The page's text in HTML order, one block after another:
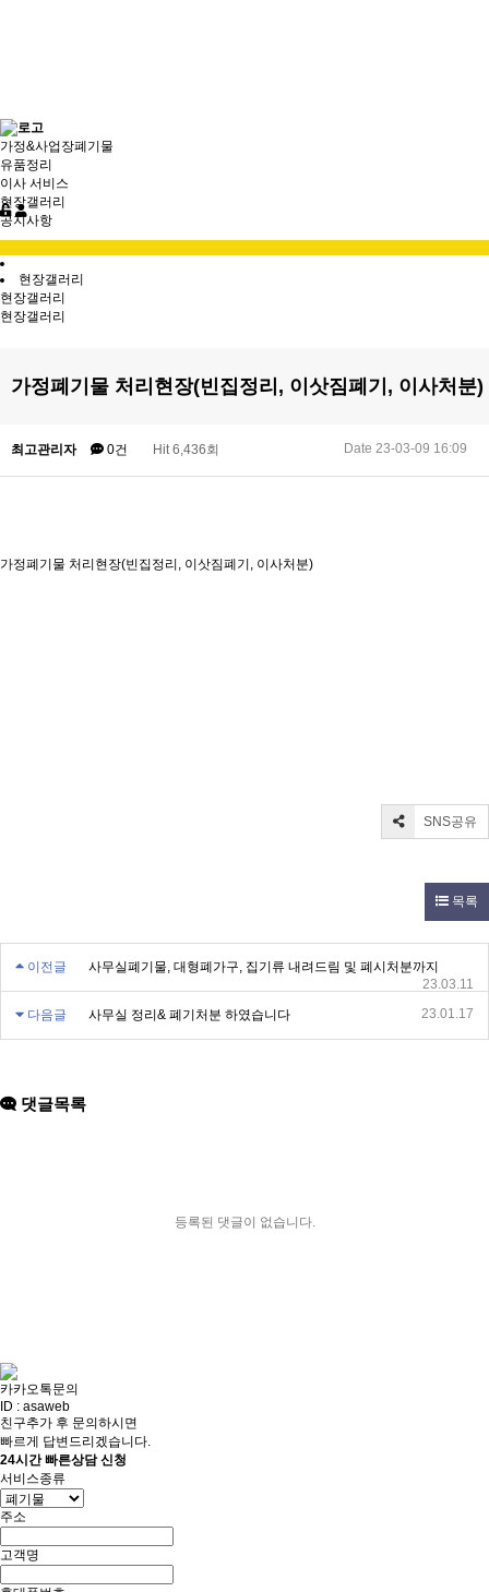
가정&사업장폐기물
유품정리
이사 서비스
현장갤러리
공지사항
현장갤러리
현장갤러리
현장갤러리
가정폐기물 처리현장(빈집정리, 이삿짐폐기, 이사처분)
최고관리자 0건 Hit 6,436회 Date 23-03-09 16:09
가정폐기물 처리현장(빈집정리, 이삿짐폐기, 이사처분)
SNS공유
목록
이전글
사무실폐기물, 대형폐가구, 집기류 내려드림 및 폐시처분까지
23.03.11
다음글
사무실 정리& 폐기처분 하였습니다 23.01.17
댓글목록
등록된 댓글이 없습니다.
카카오톡문의
ID : asaweb
친구추가 후 문의하시면
빠르게 답변드리겠습니다.
24시간 빠른상담 신청
서비스종류
주소
고객명